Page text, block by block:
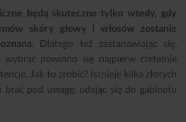
będą skuteczne tylko wtedy, gdy
skóry głowy i włosów zostanie
. Dlatego też zastanawiając się,
wybrać powinno się najpierw rzetelnie
Jak to zrobić? Istnieje kilka złotych
brać pod uwagę, udając się do gabinetu